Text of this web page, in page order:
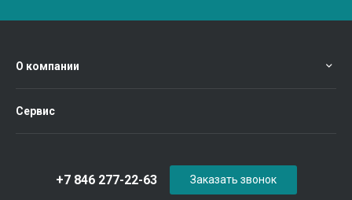
О компании
Сервис
+7 846 277-22-63 Заказать звонок